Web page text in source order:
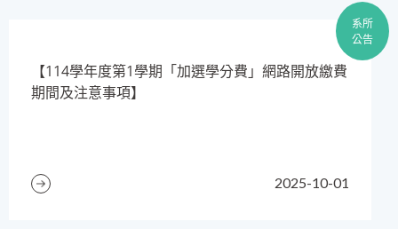
系所
公告
2025-10-01
​【114學年度第1學期「加選學分費」網路開放繳費
期間及注意事項】